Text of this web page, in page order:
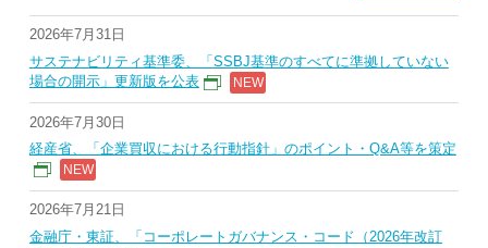
2026年7月31日
サステナビリティ基準委、「SSBJ基準のすべてに準拠していない
場合の開示」更新版を公表
2026年7月30日
経産省、「企業買収における行動指針」のポイント・Q&A等を策定
2026年7月21日
金融庁・東証、「コーポレートガバナンス・コード（2026年改訂